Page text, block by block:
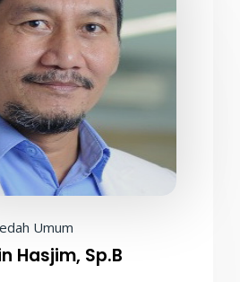
Umum
Hasjim, Sp.B